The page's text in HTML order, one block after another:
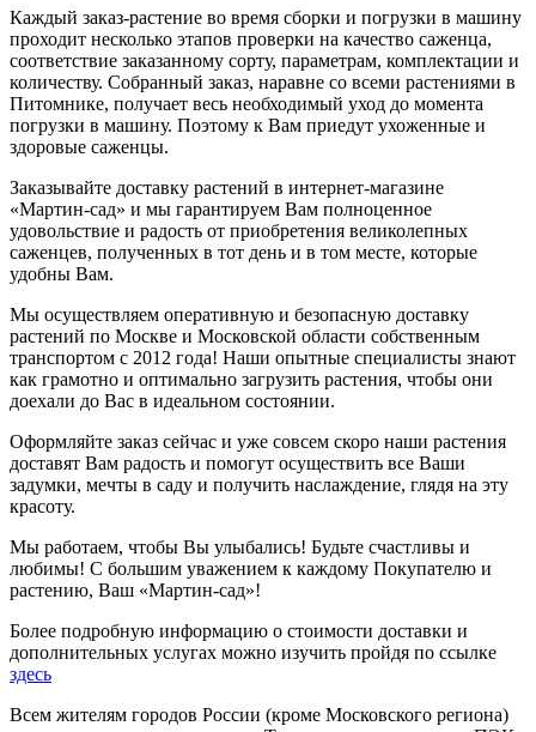
Каждый заказ-растение во время сборки и погрузки в машину
проходит несколько этапов проверки на качество саженца,
соответствие заказанному сорту, параметрам, комплектации и
количеству. Собранный заказ, наравне со всеми растениями в
Питомнике, получает весь необходимый уход до момента
погрузки в машину. Поэтому к Вам приедут ухоженные и
здоровые саженцы.
Заказывайте доставку растений в интернет-магазине
«Мартин-сад» и мы гарантируем Вам полноценное
удовольствие и радость от приобретения великолепных
саженцев, полученных в тот день и в том месте, которые
удобны Вам.
Мы осуществляем оперативную и безопасную доставку
растений по Москве и Московской области собственным
транспортом с 2012 года! Наши опытные специалисты знают
как грамотно и оптимально загрузить растения, чтобы они
доехали до Вас в идеальном состоянии.
Оформляйте заказ сейчас и уже совсем скоро наши растения
доставят Вам радость и помогут осуществить все Ваши
задумки, мечты в саду и получить наслаждение, глядя на эту
красоту.
Мы работаем, чтобы Вы улыбались! Будьте счастливы и
любимы! С большим уважением к каждому Покупателю и
растению, Ваш «Мартин-сад»!
Более подробную информацию о стоимости доставки и
дополнительных услугах можно изучить пройдя по ссылке
здесь
Всем жителям городов России (кроме Московского региона)